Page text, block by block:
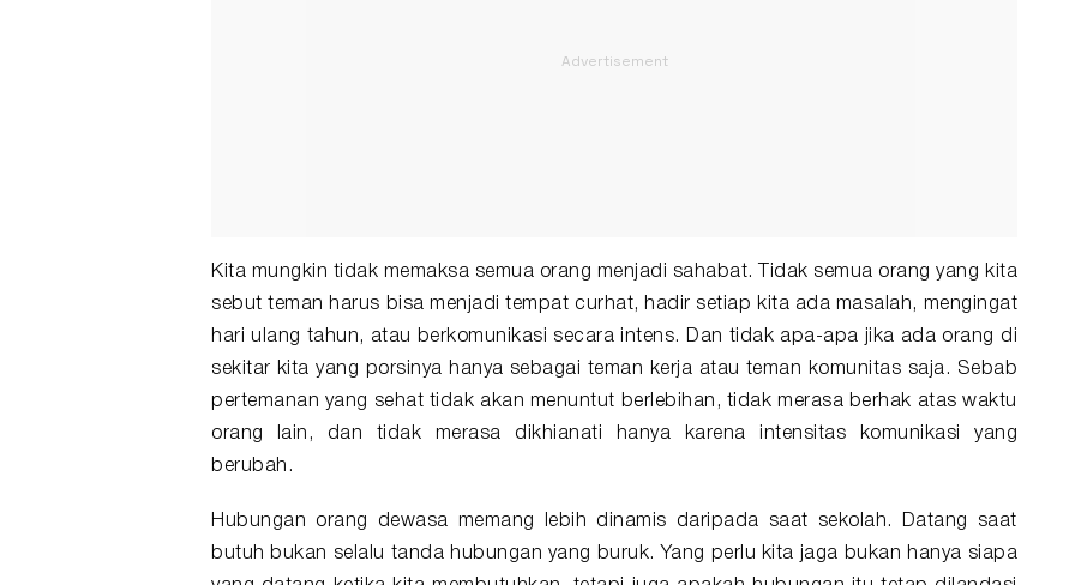
Kita mungkin tidak memaksa semua orang menjadi sahabat. Tidak semua orang yang kita
sebut teman harus bisa menjadi tempat curhat, hadir setiap kita ada masalah, mengingat
hari ulang tahun, atau berkomunikasi secara intens. Dan tidak apa-apa jika ada orang di
sekitar kita yang porsinya hanya sebagai teman kerja atau teman komunitas saja. Sebab
pertemanan yang sehat tidak akan menuntut berlebihan, tidak merasa berhak atas waktu
orang lain, dan tidak merasa dikhianati hanya karena intensitas komunikasi yang
berubah.
Hubungan orang dewasa memang lebih dinamis daripada saat sekolah. Datang saat
butuh bukan selalu tanda hubungan yang buruk. Yang perlu kita jaga bukan hanya siapa